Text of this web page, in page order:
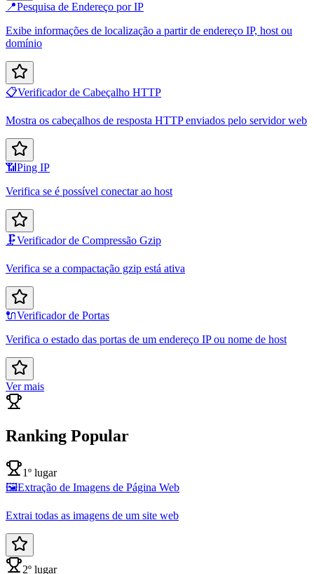
📍Pesquisa de Endereço por IP
Exibe informações de localização a partir de endereço IP, host ou
domínio
📋Verificador de Cabeçalho HTTP
Mostra os cabeçalhos de resposta HTTP enviados pelo servidor web
📶 Ping IP
Verifica se é possível conectar ao host
🗜️Verificador de Compressão Gzip
Verifica se a compactação gzip está ativa
🔌Verificador de Portas
Verifica o estado das portas de um endereço IP ou nome de host
Ver mais
Ranking Popular
1º lugar
🖼️Extração de Imagens de Página Web
Extrai todas as imagens de um site web
2º lugar